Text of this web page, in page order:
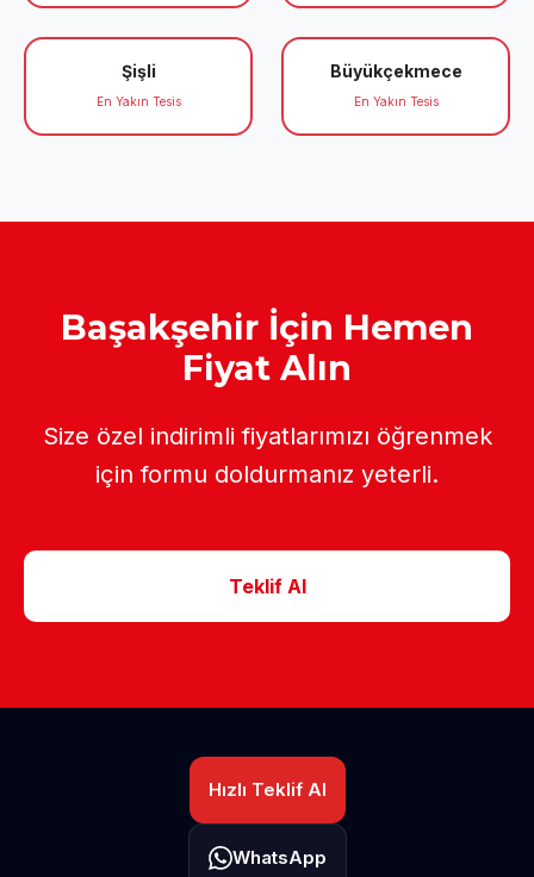
Şişli
En Yakın Tesis
Büyükçekmece
En Yakın Tesis
Başakşehir İçin Hemen
Fiyat Alın
Size özel indirimli fiyatlarımızı öğrenmek
için formu doldurmanız yeterli.
Teklif Al
Hızlı Teklif Al
WhatsApp